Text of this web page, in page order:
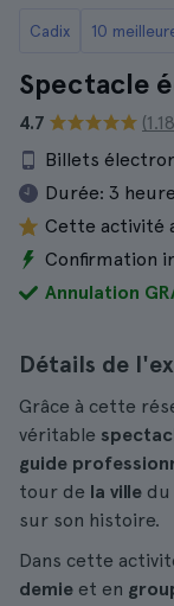
Cadix
Spectacle
4.7
Billets
Durée: 3
Cette activité
Confirmation
Annulation
Détails de
Grâce à cette
véritable
guide
tour de la ville
sur son histoire.
Dans cette
demie et en